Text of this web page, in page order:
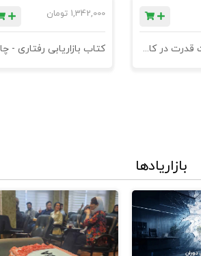
کتاب مدیریت قدرت در کاروکسب
1,342,000 تومان
بازاریادها